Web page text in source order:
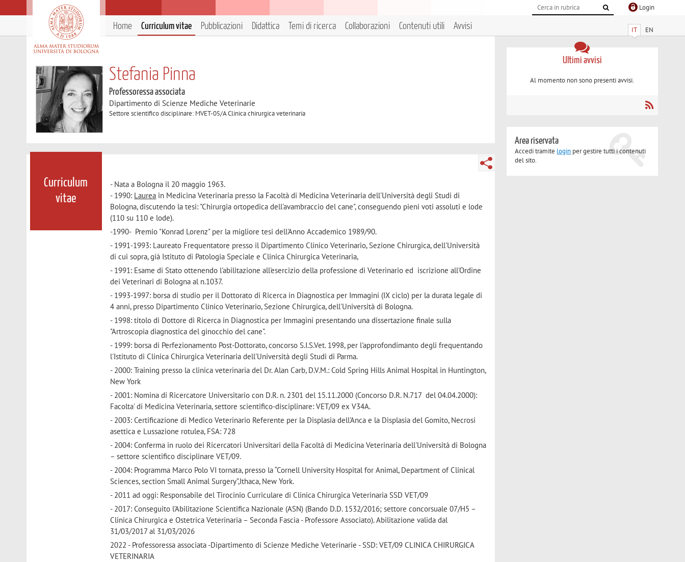
Login
IT EN
Home Curriculum vitae Pubblicazioni Didattica Temi di ricerca Collaborazioni Contenuti utili Avvisi
Stefania Pinna
Professoressa associata
Dipartimento di Scienze Mediche Veterinarie
Settore scientifico disciplinare: MVET-05/A Clinica chirurgica veterinaria
Curriculum
vitae
- Nata a Bologna il 20 maggio 1963.
- 1990: Laurea in Medicina Veterinaria presso la Facoltà di Medicina Veterinaria dell'Università degli Studi di
Bologna, discutendo la tesi: "Chirurgia ortopedica dell'avambraccio del cane", conseguendo pieni voti assoluti e lode
(110 su 110 e lode).
-1990- Premio "Konrad Lorenz" per la migliore tesi dell'Anno Accademico 1989/90.
- 1991-1993: Laureato Frequentatore presso il Dipartimento Clinico Veterinario, Sezione Chirurgica, dell'Università
di cui sopra, già Istituto di Patologia Speciale e Clinica Chirurgica Veterinaria,
- 1991: Esame di Stato ottenendo l'abilitazione all'esercizio della professione di Veterinario ed iscrizione all'Ordine
dei Veterinari di Bologna al n.1037.
- 1993-1997: borsa di studio per il Dottorato di Ricerca in Diagnostica per Immagini (IX ciclo) per la durata legale di
4 anni, presso Dipartimento Clinico Veterinario, Sezione Chirurgica, dell'Università di Bologna.
- 1998: titolo di Dottore di Ricerca in Diagnostica per Immagini presentando una dissertazione finale sulla
"Artroscopia diagnostica del ginocchio del cane".
- 1999: borsa di Perfezionamento Post-Dottorato, concorso S.I.S.Vet. 1998, per l'approfondimanto degli frequentando
l'Istituto di Clinica Chirurgica Veterinaria dell'Università degli Studi di Parma.
- 2000: Training presso la clinica veterinaria del Dr. Alan Carb, D.V.M.: Cold Spring Hills Animal Hospital in Huntington,
New York
- 2001: Nomina di Ricercatore Universitario con D.R. n. 2301 del 15.11.2000 (Concorso D.R. N.717 del 04.04.2000):
Facolta' di Medicina Veterinaria, settore scientifico-disciplinare: VET/09 ex V34A.
- 2003: Certificazione di Medico Veterinario Referente per la Displasia dell'Anca e la Displasia del Gomito, Necrosi
asettica e Lussazione rotulea, FSA: 728
- 2004: Conferma in ruolo dei Ricercatori Universitari della Facoltà di Medicina Veterinaria dell'Università di Bologna
– settore scientifico disciplinare VET/09.
- 2004: Programma Marco Polo VI tornata, presso la “Cornell University Hospital for Animal, Department of Clinical
Sciences, section Small Animal Surgery”,Ithaca, New York.
- 2011 ad oggi: Responsabile del Tirocinio Curriculare di Clinica Chirurgica Veterinaria SSD VET/09
- 2017: Conseguito l’Abilitazione Scientifica Nazionale (ASN) (Bando D.D. 1532/2016; settore concorsuale 07/H5 –
Clinica Chirurgica e Ostetrica Veterinaria – Seconda Fascia - Professore Associato). Abilitazione valida dal
31/03/2017 al 31/03/2026
2022 - Professoressa associata -Dipartimento di Scienze Mediche Veterinarie - SSD: VET/09 CLINICA CHIRURGICA
VETERINARIA
Ultimi avvisi
Al momento non sono presenti avvisi.
Area riservata
Accedi tramite login per gestire tutti i contenuti
del sito.